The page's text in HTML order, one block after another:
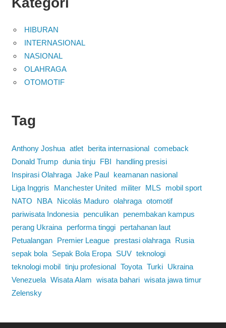
HIBURAN
INTERNASIONAL
NASIONAL
OLAHRAGA
OTOMOTIF
Tag
Anthony Joshua atlet berita internasional comeback
Donald Trump dunia tinju FBI
handling presisi
Inspirasi Olahraga Jake Paul
keamanan nasional
Liga Inggris
Manchester United militer MLS
mobil sport
NATO
NBA Nicolás Maduro olahraga otomotif
pariwisata Indonesia
penculikan
penembakan kampus
perang Ukraina
performa tinggi
pertahanan laut
Petualangan
Premier League prestasi olahraga
Rusia
sepak bola
Sepak Bola Eropa SUV teknologi
teknologi mobil tinju profesional Toyota Turki
Ukraina
Venezuela Wisata Alam wisata bahari wisata jawa timur
Zelensky